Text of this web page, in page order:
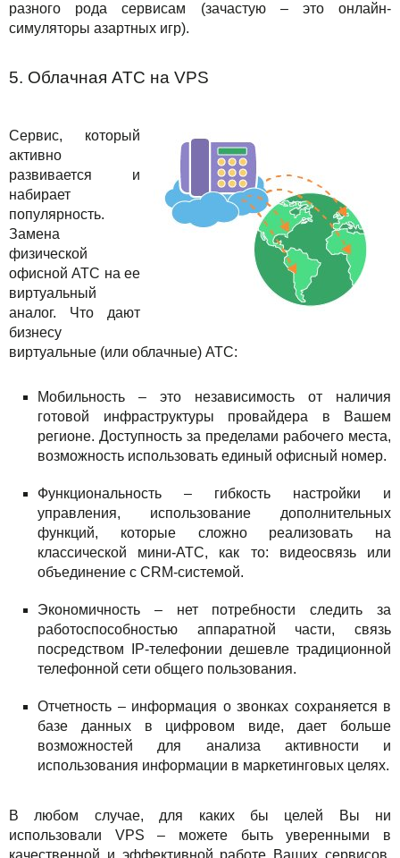
разного рода сервисам (зачастую – это онлайн-
симуляторы азартных игр).
5. Облачная АТС на VPS
Сервис, который
активно
развивается и
набирает
популярность.
Замена
физической
офисной АТС на ее
виртуальный
аналог. Что дают
бизнесу
виртуальные (или облачные) АТС:
Мобильность – это независимость от наличия
готовой инфраструктуры провайдера в Вашем
регионе. Доступность за пределами рабочего места,
возможность использовать единый офисный номер.
Функциональность – гибкость настройки и
управления, использование дополнительных
функций, которые сложно реализовать на
классической мини-АТС, как то: видеосвязь или
объединение с CRM-системой.
Экономичность – нет потребности следить за
работоспособностью аппаратной части, связь
посредством IP-телефонии дешевле традиционной
телефонной сети общего пользования.
Отчетность – информация о звонках сохраняется в
базе данных в цифровом виде, дает больше
возможностей для анализа активности и
использования информации в маркетинговых целях.
В любом случае, для каких бы целей Вы ни
использовали VPS – можете быть уверенными в